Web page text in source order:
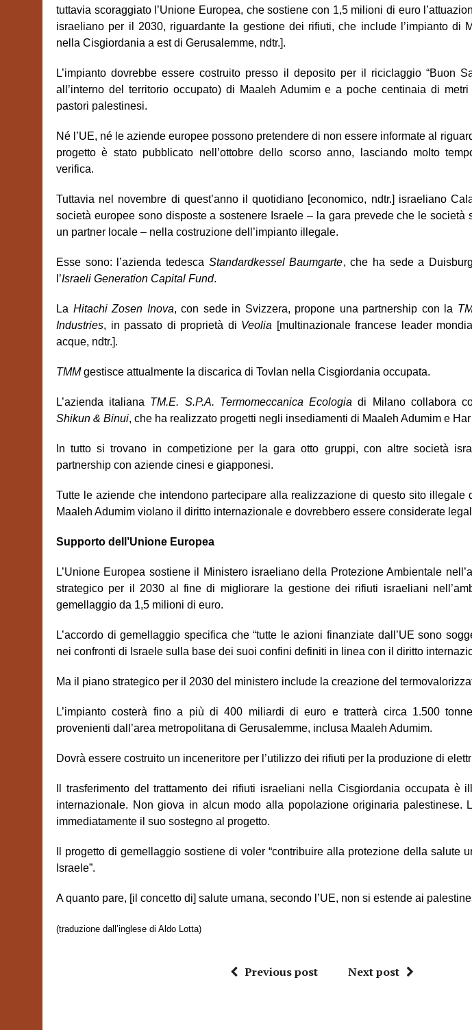
tuttavia scoraggiato l’Unione Europea, che sostiene con 1,5 milioni di euro
israeliano per il 2030, riguardante la gestione dei rifiuti, che include l’impianto di
nella Cisgiordania a est di Gerusalemme, ndtr.].
L’impianto dovrebbe essere costruito presso il deposito per il riciclaggio “Buon
all’interno del territorio occupato) di Maaleh Adumim e a poche centinaia di
pastori palestinesi.
Né l’UE, né le aziende europee possono pretendere di non essere informate al
progetto è stato pubblicato nell’ottobre dello scorso anno, lasciando molto
verifica.
Tuttavia nel novembre di quest’anno il quotidiano [economico, ndtr.] israeliano
società europee sono disposte a sostenere Israele – la gara prevede che le società
un partner locale – nella costruzione dell’impianto illegale.
Esse sono: l’azienda tedesca Standardkessel Baumgarte, che ha sede a
l’Israeli Generation Capital Fund.
La Hitachi Zosen Inova, con sede in Svizzera, propone una partnership con la
Industries, in passato di proprietà di Veolia [multinazionale francese leader
acque, ndtr.].
TMMgestisce attualmente la discarica di Tovlan nella Cisgiordania occupata.
L’azienda italiana TM.E. S.P.A. Termomeccanica Ecologia di Milano collabora
Shikun & Binui, che ha realizzato progetti negli insediamenti di Maaleh Adumim e
In tutto si trovano in competizione per la gara otto gruppi, con altre società
partnership con aziende cinesi e giapponesi.
Tutte le aziende che intendono partecipare alla realizzazione di questo sito illegale
Maaleh Adumim violano il diritto internazionale e dovrebbero essere considerate
Supporto dell’Unione Europea
L’Unione Europea sostiene il Ministero israeliano della Protezione Ambientale
strategico per il 2030 al fine di migliorare la gestione dei rifiuti israeliani
gemellaggio da 1,5 milioni di euro.
L’accordo di gemellaggio specifica che “tutte le azioni finanziate dall’UE sono
nei confronti di Israele sulla base dei suoi confini definiti in linea con il diritto
Ma il piano strategico per il 2030 del ministero include la creazione del
L’impianto costerà fino a più di 400 miliardi di euro e tratterà circa 1.500
provenienti dall’area metropolitana di Gerusalemme, inclusa Maaleh Adumim.
Dovrà essere costruito un inceneritore per l’utilizzo dei rifiuti per la produzione di
Il trasferimento del trattamento dei rifiuti israeliani nella Cisgiordania occupata è
internazionale. Non giova in alcun modo alla popolazione originaria palestinese.
immediatamente il suo sostegno al progetto.
Il progetto di gemellaggio sostiene di voler “contribuire alla protezione della salute
Israele”.
A quanto pare, [il concetto di] salute umana, secondo l’UE, non si estende ai
(traduzione dall’inglese di Aldo Lotta)
Previous post Next post